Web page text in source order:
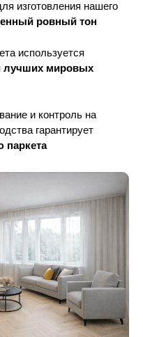
изготовления нашего
ровный тон
используется
лучших мировых
и контроль на
гарантирует
паркета